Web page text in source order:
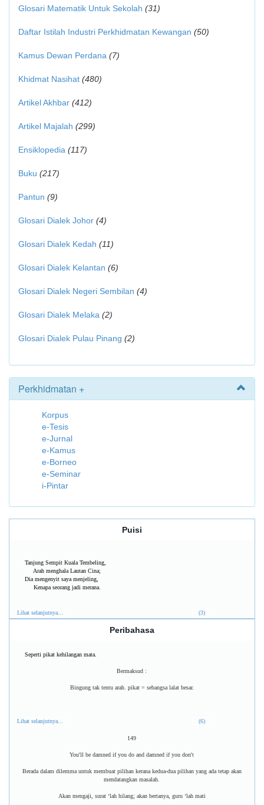
Glosari Matematik Untuk Sekolah (31)
Daftar Istilah Industri Perkhidmatan Kewangan (50)
Kamus Dewan Perdana (7)
Khidmat Nasihat (480)
Artikel Akhbar (412)
Artikel Majalah (299)
Ensiklopedia (117)
Buku (217)
Pantun (9)
Glosari Dialek Johor (4)
Glosari Dialek Kedah (11)
Glosari Dialek Kelantan (6)
Glosari Dialek Negeri Sembilan (4)
Glosari Dialek Melaka (2)
Glosari Dialek Pulau Pinang (2)
Perkhidmatan +
Korpus
e-Tesis
e-Jurnal
e-Kamus
e-Borneo
e-Seminar
i-Pintar
Puisi
Tanjung Sempit Kuala Tembeling,
Arah menghala Lautan Cina;
Dia mengenyit saya menjeling,
Kenapa seorang jadi merana.
Lihat selanjutnya... (3)
Peribahasa
Seperti pikat kehilangan mata.
Bermaksud :
Bingung tak tentu arah. pikat = sebangsa lalat besar.
Lihat selanjutnya... (6)
149
You'll be damned if you do and damned if you don't
Berada dalam dilemma untuk membuat pilihan kerana kedua-dua pilihan yang ada tetap akan
mendatangkan masalah.
Akan mengaji, surat ‘lah hilang; akan bertanya, guru ‘lah mati